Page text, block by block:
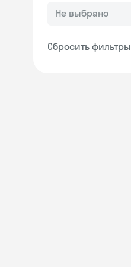
Не выбрано
Сбросить фильтры